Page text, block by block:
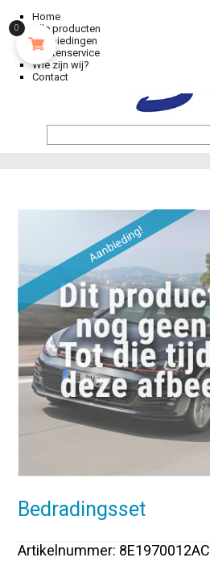
Home
Alle producten
Aanbiedingen
Klantenservice
Wie zijn wij?
Contact
Aanbieding!
Bedradingsset
Artikelnummer: 8E1970012AC
0